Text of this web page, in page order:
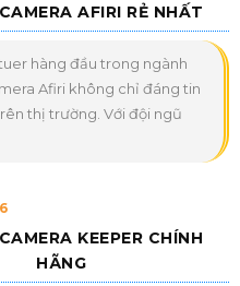
AFIRI RẺ NHẤT
hàng đầu trong ngành
Afiri không chỉ đáng tin
thị trường. Với đội ngũ
KEEPER CHÍNH
HÃNG